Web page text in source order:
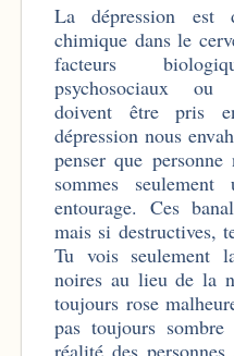
La dépression est
chimique dans le
facteurs
psychosociaux ou
doivent être pris
dépression nous
penser que
sommes
entourage. Ces
mais si destructives,
Tu vois seulement
noires au lieu de la
toujours rose
pas toujours
réalité des